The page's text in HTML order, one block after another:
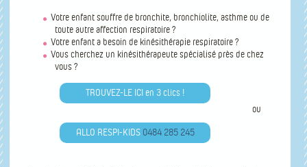
Votre enfant souffre de bronchite, bronchiolite, asthme ou de
toute autre affection respiratoire ?
Votre enfant a besoin de kinésithérapie respiratoire ?
Vous cherchez un kinésithérapeute spécialisé près de chez
vous ?
TROUVEZ-LE ICI en 3 clics !
ou
ALLO RESPI-KIDS 0484 285 245